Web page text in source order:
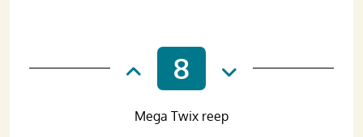
8
Mega Twix reep